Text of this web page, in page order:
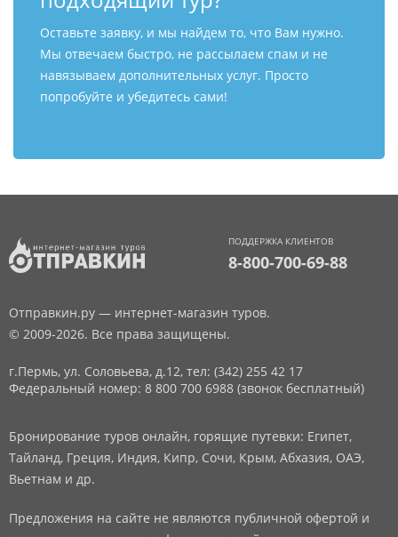
Оставьте заявку, и мы найдем то, что Вам нужно.
Мы отвечаем быстро, не рассылаем спам и не
навязываем дополнительных услуг. Просто
попробуйте и убедитесь сами!
ПОДДЕРЖКА КЛИЕНТОВ
8-800-700-69-88
Отправкин.ру — интернет-магазин туров.
© 2009-2026. Все права защищены.
г.Пермь, ул. Соловьева, д.12, тел: (342) 255 42 17
Федеральный номер: 8 800 700 6988 (звонок бесплатный)
Бронирование туров онлайн, горящие путевки: Египет,
Тайланд, Греция, Индия, Кипр, Сочи, Крым, Абхазия, ОАЭ,
Вьетнам и др.
Предложения на сайте не являются публичной офертой и